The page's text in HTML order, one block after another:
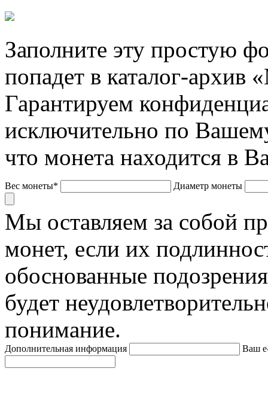
Заполните эту простую
попадет в каталог-архив
Гарантируем
исключительно по
что монета находится в
Вес монеты* Диаметр монеты
Мы оставляем за собой
монет, если их
обоснованные
будет
понимание.
Дополнительная информация Ваш